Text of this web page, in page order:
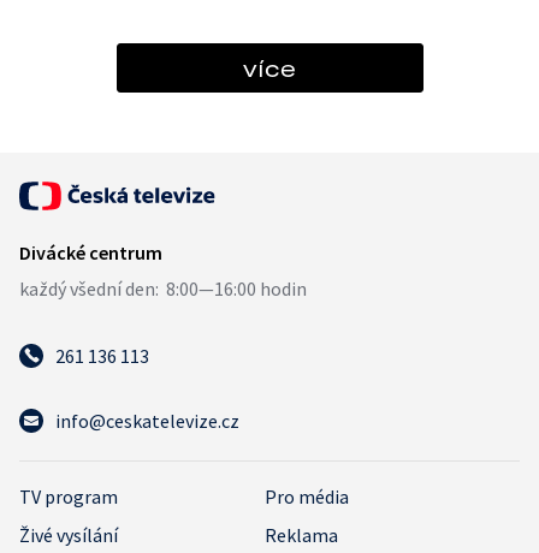
více
261 136 113
info@ceskatelevize.cz
TV program
Pro média
Živé vysílání
Reklama